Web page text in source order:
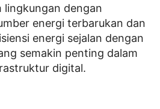
dengan
energi terbarukan dan
energi sejalan dengan
semakin penting dalam
digital.